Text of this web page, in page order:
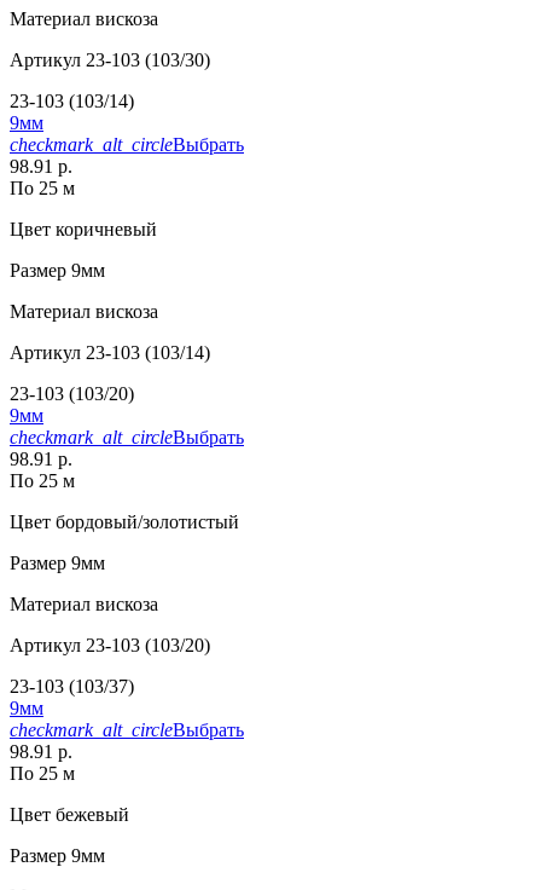
Материал вискоза
Артикул 23-103 (103/30)
23-103 (103/14)
9мм
checkmark_alt_circleВыбрать
98.91 р.
По 25 м
Цвет коричневый
Размер 9мм
Материал вискоза
Артикул 23-103 (103/14)
23-103 (103/20)
9мм
checkmark_alt_circleВыбрать
98.91 р.
По 25 м
Цвет бордовый/золотистый
Размер 9мм
Материал вискоза
Артикул 23-103 (103/20)
23-103 (103/37)
9мм
checkmark_alt_circleВыбрать
98.91 р.
По 25 м
Цвет бежевый
Размер 9мм